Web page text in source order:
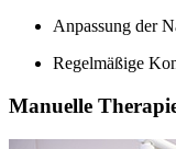
Anpassung der
Regelmäßige
Manuelle